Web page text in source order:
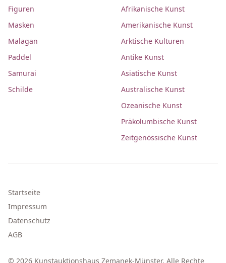
Figuren
Masken
Malagan
Paddel
Samurai
Schilde
Afrikanische Kunst
Amerikanische Kunst
Arktische Kulturen
Antike Kunst
Asiatische Kunst
Australische Kunst
Ozeanische Kunst
Präkolumbische Kunst
Zeitgenössische Kunst
Startseite
Impressum
Datenschutz
AGB
© 2026 Kunstauktionshaus Zemanek-Münster. Alle Rechte